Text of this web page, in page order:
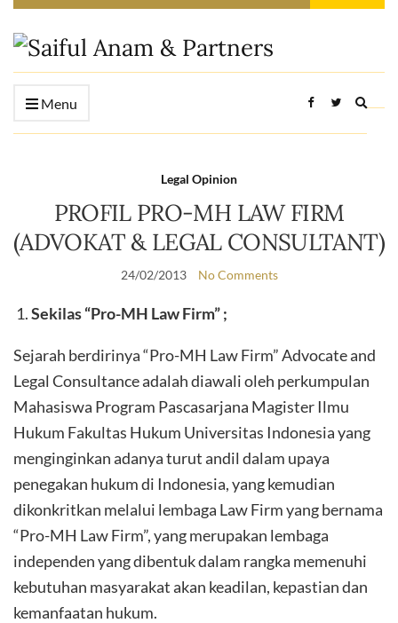
Menu
form
Legal Opinion
PROFIL PRO-MH LAW FIRM
(ADVOKAT & LEGAL CONSULTANT)
24/02/2013 No Comments
Sekilas “Pro-MH Law Firm” ;
Sejarah berdirinya “Pro-MH Law Firm” Advocate and
Legal Consultance adalah diawali oleh perkumpulan
Mahasiswa Program Pascasarjana Magister Ilmu
Hukum Fakultas Hukum Universitas Indonesia yang
menginginkan adanya turut andil dalam upaya
penegakan hukum di Indonesia, yang kemudian
dikonkritkan melalui lembaga Law Firm yang bernama
“Pro-MH Law Firm”, yang merupakan lembaga
independen yang dibentuk dalam rangka memenuhi
kebutuhan masyarakat akan keadilan, kepastian dan
kemanfaatan hukum.